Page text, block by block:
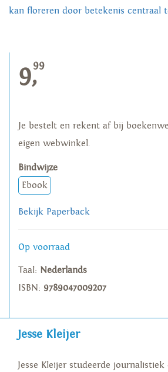
kan floreren door betekenis centraal
9,99
Je bestelt en rekent af bij
eigen webwinkel.
Bindwijze
Ebook
Bekijk Paperback
Op voorraad
Taal: Nederlands
ISBN: 9789047009207
Jesse Kleijer
Jesse Kleijer studeerde journalistiek